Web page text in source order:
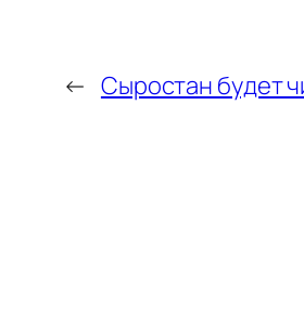
← Сыростан будет